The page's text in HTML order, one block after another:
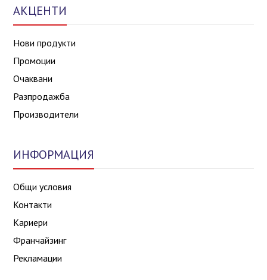
АКЦЕНТИ
Нови продукти
Промоции
Очаквани
Разпродажба
Производители
ИНФОРМАЦИЯ
Общи условия
Контакти
Кариери
Франчайзинг
Рекламации